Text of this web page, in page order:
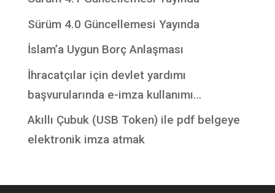
Sürüm 4.0 Güncellemesi Yayında
İslam’a Uygun Borç Anlaşması
İhracatçılar için devlet yardımı
başvurularında e-imza kullanımı…
Akıllı Çubuk (USB Token) ile pdf belgeye
elektronik imza atmak